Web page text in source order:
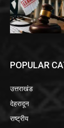
POPULAR
उत्तराखंड
देहरादून
राष्ट्रीय